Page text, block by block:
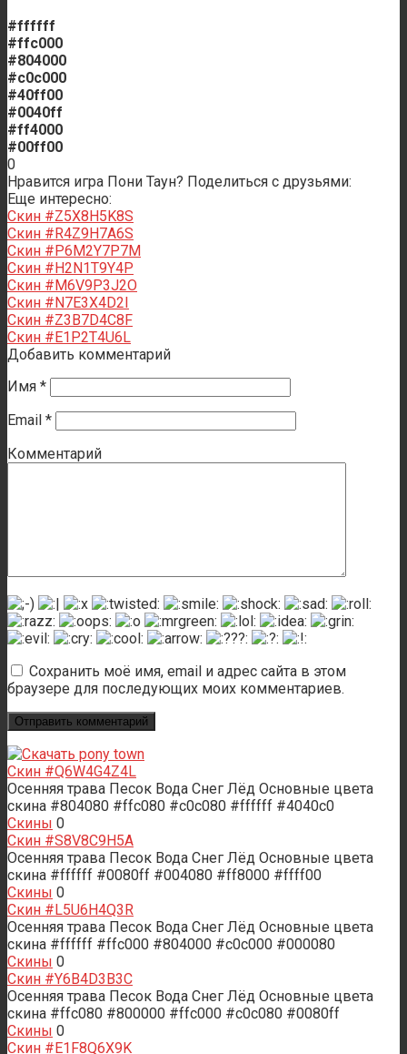
#ffffff
#ffc000
#804000
#c0c000
#40ff00
#0040ff
#ff4000
#00ff00
0
Нравится игра Пони Таун? Поделиться с друзьями:
Еще интересно:
Скин #Z5X8H5K8S
Скин #R4Z9H7A6S
Скин #P6M2Y7P7M
Скин #H2N1T9Y4P
Скин #M6V9P3J2O
Скин #N7E3X4D2I
Скин #Z3B7D4C8F
Скин #E1P2T4U6L
Добавить комментарий
Имя *
Email *
Комментарий
Сохранить моё имя, email и адрес сайта в этом
браузере для последующих моих комментариев.
Скин #Q6W4G4Z4L
Осенняя трава Песок Вода Снег Лёд Основные цвета
скина #804080 #ffc080 #c0c080 #ffffff #4040c0
Скины 0
Скин #S8V8C9H5A
Осенняя трава Песок Вода Снег Лёд Основные цвета
скина #ffffff #0080ff #004080 #ff8000 #ffff00
Скины 0
Скин #L5U6H4Q3R
Осенняя трава Песок Вода Снег Лёд Основные цвета
скина #ffffff #ffc000 #804000 #c0c000 #000080
Скины 0
Скин #Y6B4D3B3C
Осенняя трава Песок Вода Снег Лёд Основные цвета
скина #ffc080 #800000 #ffc000 #c0c080 #0080ff
Скины 0
Скин #E1F8Q6X9K